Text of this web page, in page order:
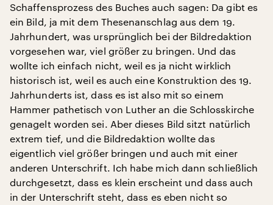
Schaffensprozess des Buches auch sagen: Da gibt es
ein Bild, ja mit dem Thesenanschlag aus dem 19.
Jahrhundert, was ursprünglich bei der Bildredaktion
vorgesehen war, viel größer zu bringen. Und das
wollte ich einfach nicht, weil es ja nicht wirklich
historisch ist, weil es auch eine Konstruktion des 19.
Jahrhunderts ist, dass es ist also mit so einem
Hammer pathetisch von Luther an die Schlosskirche
genagelt worden sei. Aber dieses Bild sitzt natürlich
extrem tief, und die Bildredaktion wollte das
eigentlich viel größer bringen und auch mit einer
anderen Unterschrift. Ich habe mich dann schließlich
durchgesetzt, dass es klein erscheint und dass auch
in der Unterschrift steht, dass es eben nicht so